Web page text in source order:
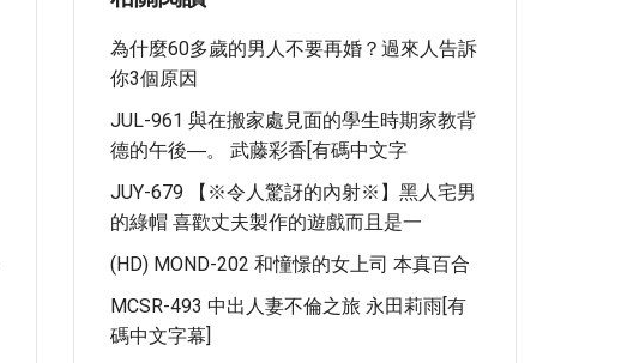
為什麼60多歲的男人不要再婚？過來人告訴
你3個原因
JUL-961 與在搬家處見面的學生時期家教背
德的午後―。 武藤彩香[有碼中文字
JUY-679 【※令人驚訝的內射※】黑人宅男
的綠帽 喜歡丈夫製作的遊戲而且是一
(HD) MOND-202 和憧憬的女上司 本真百合
MCSR-493 中出人妻不倫之旅 永田莉雨[有
碼中文字幕]